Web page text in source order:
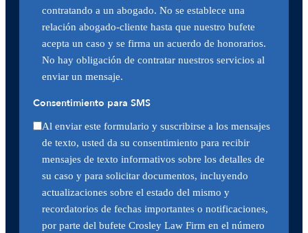
contratando a un abogado. No se establece una
relación abogado-cliente hasta que nuestro bufete
acepta un caso y se firma un acuerdo de honorarios.
No hay obligación de contratar nuestros servicios al
enviar un mensaje.
Consentimiento para SMS
Al enviar este formulario y suscribirse a los mensajes
de texto, usted da su consentimiento para recibir
mensajes de texto informativos sobre los detalles de
su caso y para solicitar documentos, incluyendo
actualizaciones sobre el estado del mismo y
recordatorios de fechas importantes o notificaciones,
por parte del bufete Crosley Law Firm en el número